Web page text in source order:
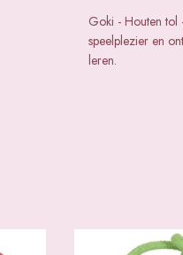
Goki - Houten tol
speelplezier en
leren.